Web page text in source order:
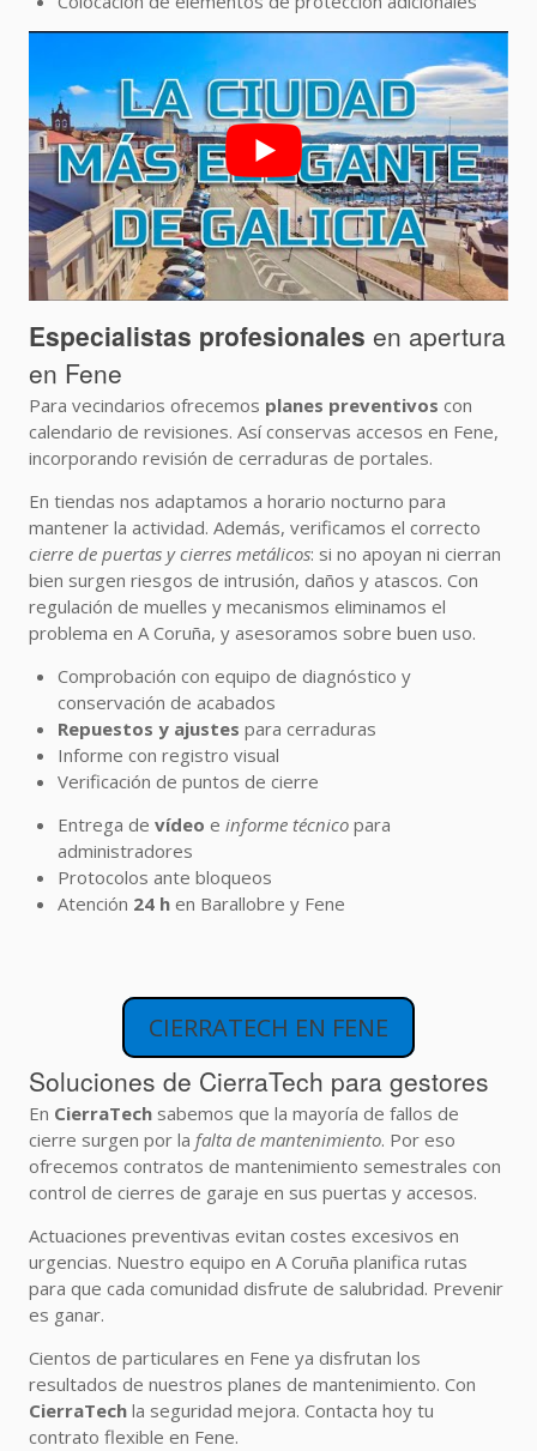
Especialistas profesionales en apertura
en Fene
Para vecindarios ofrecemos planes preventivos con
calendario de revisiones. Así conservas accesos en Fene,
incorporando revisión de cerraduras de portales.
En tiendas nos adaptamos a horario nocturno para
mantener la actividad. Además, verificamos el correcto
cierre de puertas y cierres metálicos: si no apoyan ni cierran
bien surgen riesgos de intrusión, daños y atascos. Con
regulación de muelles y mecanismos eliminamos el
problema en A Coruña, y asesoramos sobre buen uso.
Comprobación con equipo de diagnóstico y
conservación de acabados
Repuestos y ajustes para cerraduras
Informe con registro visual
Verificación de puntos de cierre
Entrega de vídeo e informe técnico para
administradores
Protocolos ante bloqueos
Atención 24 h en Barallobre y Fene
CIERRATECH EN FENE
Soluciones de CierraTech para gestores
En CierraTech sabemos que la mayoría de fallos de
cierre surgen por la falta de mantenimiento. Por eso
ofrecemos contratos de mantenimiento semestrales con
control de cierres de garaje en sus puertas y accesos.
Actuaciones preventivas evitan costes excesivos en
urgencias. Nuestro equipo en A Coruña planifica rutas
para que cada comunidad disfrute de salubridad. Prevenir
es ganar.
Cientos de particulares en Fene ya disfrutan los
resultados de nuestros planes de mantenimiento. Con
CierraTech la seguridad mejora. Contacta hoy tu
contrato flexible en Fene.